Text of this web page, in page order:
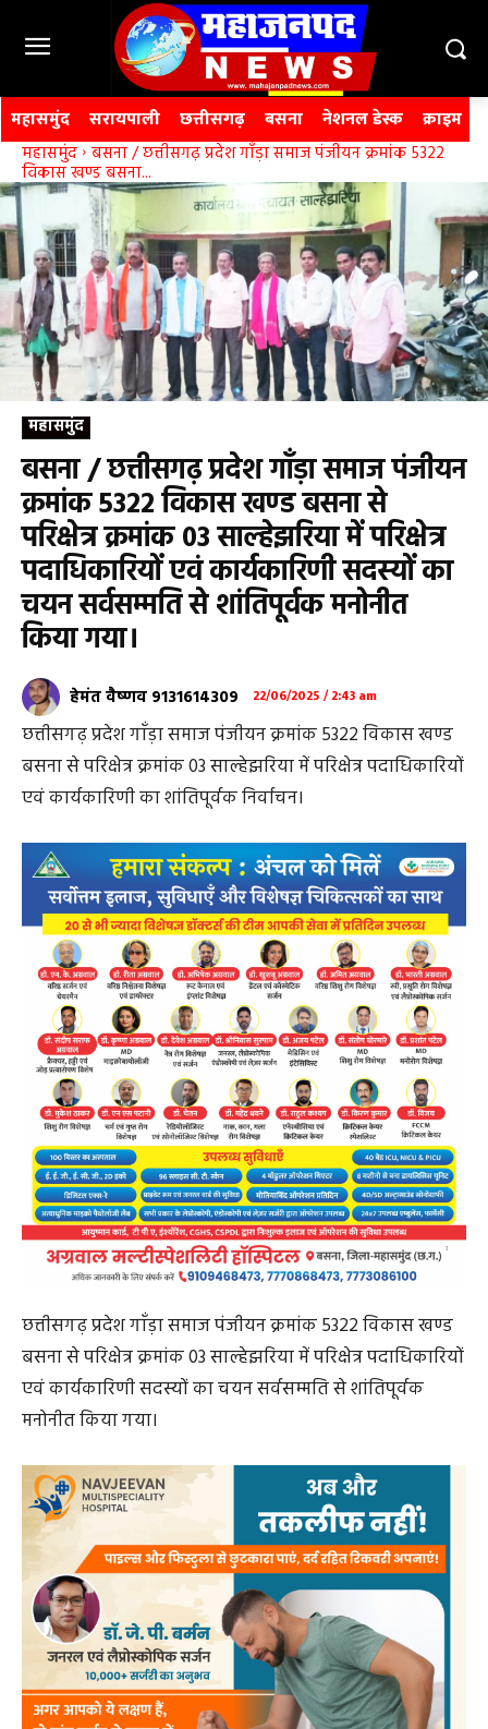
महासमुंद सरायपाली छत्तीसगढ़ बसना नेशनल डेस्क क्राइम
महासमुंद बसना / छत्तीसगढ़ प्रदेश गाँड़ा समाज पंजीयन क्रमांक 5322
विकास खण्ड बसना...
महासमुंद
बसना / छत्तीसगढ़ प्रदेश गाँड़ा समाज पंजीयन
क्रमांक 5322 विकास खण्ड बसना से
परिक्षेत्र क्रमांक 03 साल्हेझरिया में परिक्षेत्र
पदाधिकारियों एवं कार्यकारिणी सदस्यों का
चयन सर्वसम्मति से शांतिपूर्वक मनोनीत
किया गया।
हेमंत वैष्णव 9131614309 22/06/2025 / 2:43 am
छत्तीसगढ़ प्रदेश गाँड़ा समाज पंजीयन क्रमांक 5322 विकास खण्ड
बसना से परिक्षेत्र क्रमांक 03 साल्हेझरिया में परिक्षेत्र पदाधिकारियों
एवं कार्यकारिणी का शांतिपूर्वक निर्वाचन।
छत्तीसगढ़ प्रदेश गाँड़ा समाज पंजीयन क्रमांक 5322 विकास खण्ड
बसना से परिक्षेत्र क्रमांक 03 साल्हेझरिया में परिक्षेत्र पदाधिकारियों
एवं कार्यकारिणी सदस्यों का चयन सर्वसम्मति से शांतिपूर्वक
मनोनीत किया गया।